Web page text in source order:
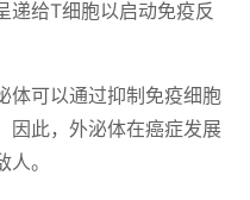
递给T细胞以启动免疫反
体可以通过抑制免疫细胞
因此，外泌体在癌症发展
。